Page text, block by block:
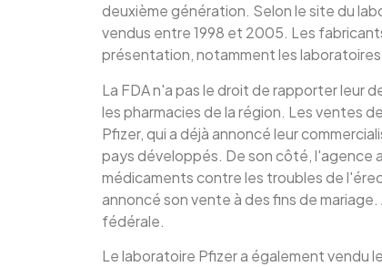
deuxième génération. Selon le site du
vendus entre 1998 et 2005. Les
présentation, notamment les laboratoires
La FDA n'a pas le droit de rapporter leur
les pharmacies de la région. Les ventes
Pfizer, qui a déjà annoncé leur
pays développés. De son côté, l'agence
médicaments contre les troubles de
annoncé son vente à des fins de
fédérale.
Le laboratoire Pfizer a également vendu